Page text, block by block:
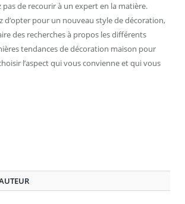
pas de recourir à un expert en la matière.
d’opter pour un nouveau style de décoration,
des recherches à propos les différents
tendances de décoration maison pour
l’aspect qui vous convienne et qui vous